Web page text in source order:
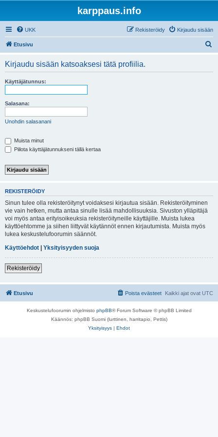
karppaus.info
UKK Kirjaudu sisään
Rekisteröidy
Etusivu
Kirjaudu sisään katsoaksesi tätä profiilia.
Käyttäjätunnus:
Salasana:
Unohdin salasanani
Muista minut
Piilota käyttäjätunnukseni tällä kertaa
REKISTERÖIDY
Sinun tulee olla rekisteröitynyt voidaksesi kirjautua sisään. Rekisteröityminen
vie vain hetken, mutta antaa sinulle lisää mahdollisuuksia. Sivuston ylläpitäjä
voi myös antaa erityisoikeuksia rekisteröityneille käyttäjille. Muista lukea
käyttöehtomme ja siihen liittyvät käytännöt ennen kirjautumista. Muista myös
lukea keskustelufoorumin säännöt.
Käyttöehdot | Yksityisyyden suoja
Rekisteröidy
Etusivu Kaikki ajat ovat UTC
Poista evästeet
Keskustelufoorumin ohjelmisto phpBB® Forum Software © phpBB Limited
Käännös: phpBB Suomi (lurttinen, harritapio, Pettis)
Yksityisyys | Ehdot